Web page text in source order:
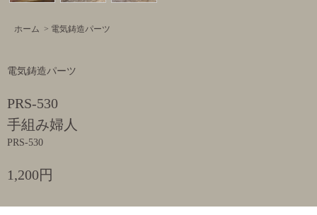
ホーム > 電気鋳造パーツ
電気鋳造パーツ
PRS-530
手組み婦人
PRS-530
1,200円